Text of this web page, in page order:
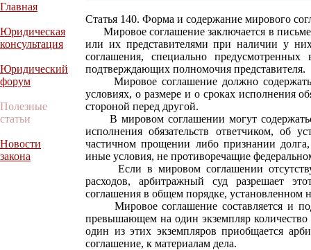
Главная
Юридическая
консультация
Юридический
форум
Полезные
статьи
Новости
закона
Статья 140. Форма и содержание мирового
Мировое соглашение заключается в
или их представителями при наличии у
соглашения, специально
подтверждающих полномочия представителя.
Мировое соглашение должно содержать
условиях, о размере и о сроках исполнения
стороной перед другой.
В мировом соглашении могут
исполнения обязательств ответчиком, об
частичном прощении либо признании
иные условия, не противоречащие
Если в мировом соглашении
расходов, арбитражный суд разрешает
соглашения в общем порядке, установленном
Мировое соглашение составляется и
превышающем на один экземпляр
один из этих экземпляров приобщается
соглашение, к материалам дела.